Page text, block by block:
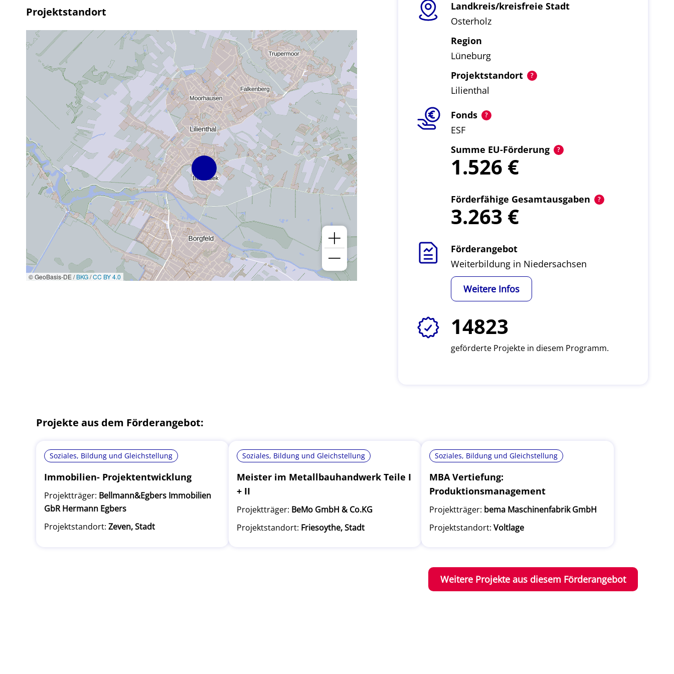
Projektstandort
© GeoBasis-DE /BKG/CC BY 4.0
Landkreis/kreisfreie Stadt
Osterholz
Region
Lüneburg
Projektstandort
Lilienthal
Fonds
ESF
Summe EU-Förderung
1.526
Förderfähige Gesamtausgaben
3.263
Förderangebot
Weiterbildung in Niedersachsen
Weitere Infos
14823
geförderte Projekte in diesem Programm.
Projekte aus dem Förderangebot:
Soziales, Bildung und Gleichstellung
Immobilien- Projektentwicklung
Projektträger: Bellmann&Egbers Immobilien
GbR Hermann Egbers
Projektstandort: Zeven, Stadt
Soziales, Bildung und Gleichstellung
Meister im Metallbauhandwerk Teile I
+ II
Projektträger: BeMo GmbH & Co.KG
Projektstandort: Friesoythe, Stadt
Soziales, Bildung und Gleichstellung
MBA Vertiefung:
Produktionsmanagement
Projektträger: bema Maschinenfabrik GmbH
Projektstandort: Voltlage
Weitere Projekte aus diesem Förderangebot